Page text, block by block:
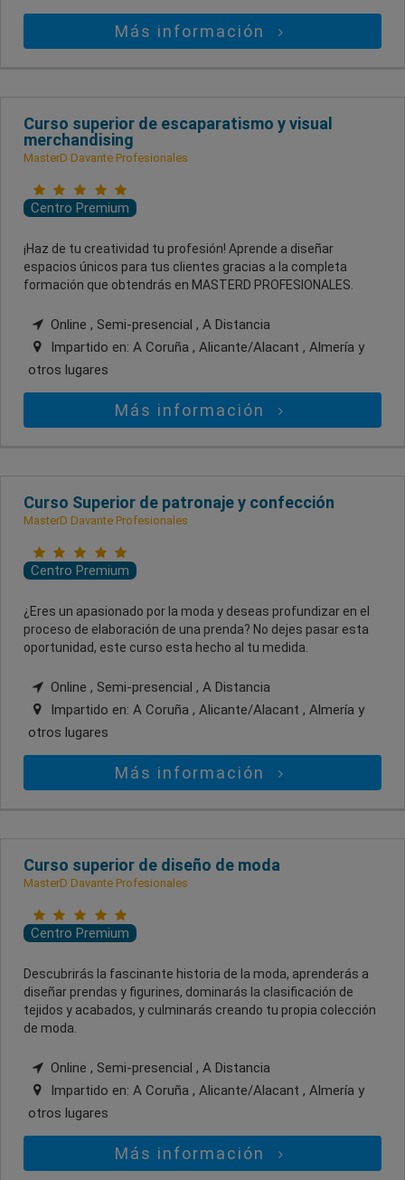
Más información
Curso superior de escaparatismo y visual
merchandising
MasterD Davante Profesionales
Centro Premium
¡Haz de tu creatividad tu profesión! Aprende a diseñar
espacios únicos para tus clientes gracias a la completa
formación que obtendrás en MASTERD PROFESIONALES.
Online , Semi-presencial , A Distancia
Impartido en: A Coruña , Alicante/Alacant , Almería y
otros lugares
Más información
Curso Superior de patronaje y confección
MasterD Davante Profesionales
Centro Premium
¿Eres un apasionado por la moda y deseas profundizar en el
proceso de elaboración de una prenda? No dejes pasar esta
oportunidad, este curso esta hecho al tu medida.
Online , Semi-presencial , A Distancia
Impartido en: A Coruña , Alicante/Alacant , Almería y
otros lugares
Más información
Curso superior de diseño de moda
MasterD Davante Profesionales
Centro Premium
Descubrirás la fascinante historia de la moda, aprenderás a
diseñar prendas y figurines, dominarás la clasificación de
tejidos y acabados, y culminarás creando tu propia colección
de moda.
Online , Semi-presencial , A Distancia
Impartido en: A Coruña , Alicante/Alacant , Almería y
otros lugares
Más información